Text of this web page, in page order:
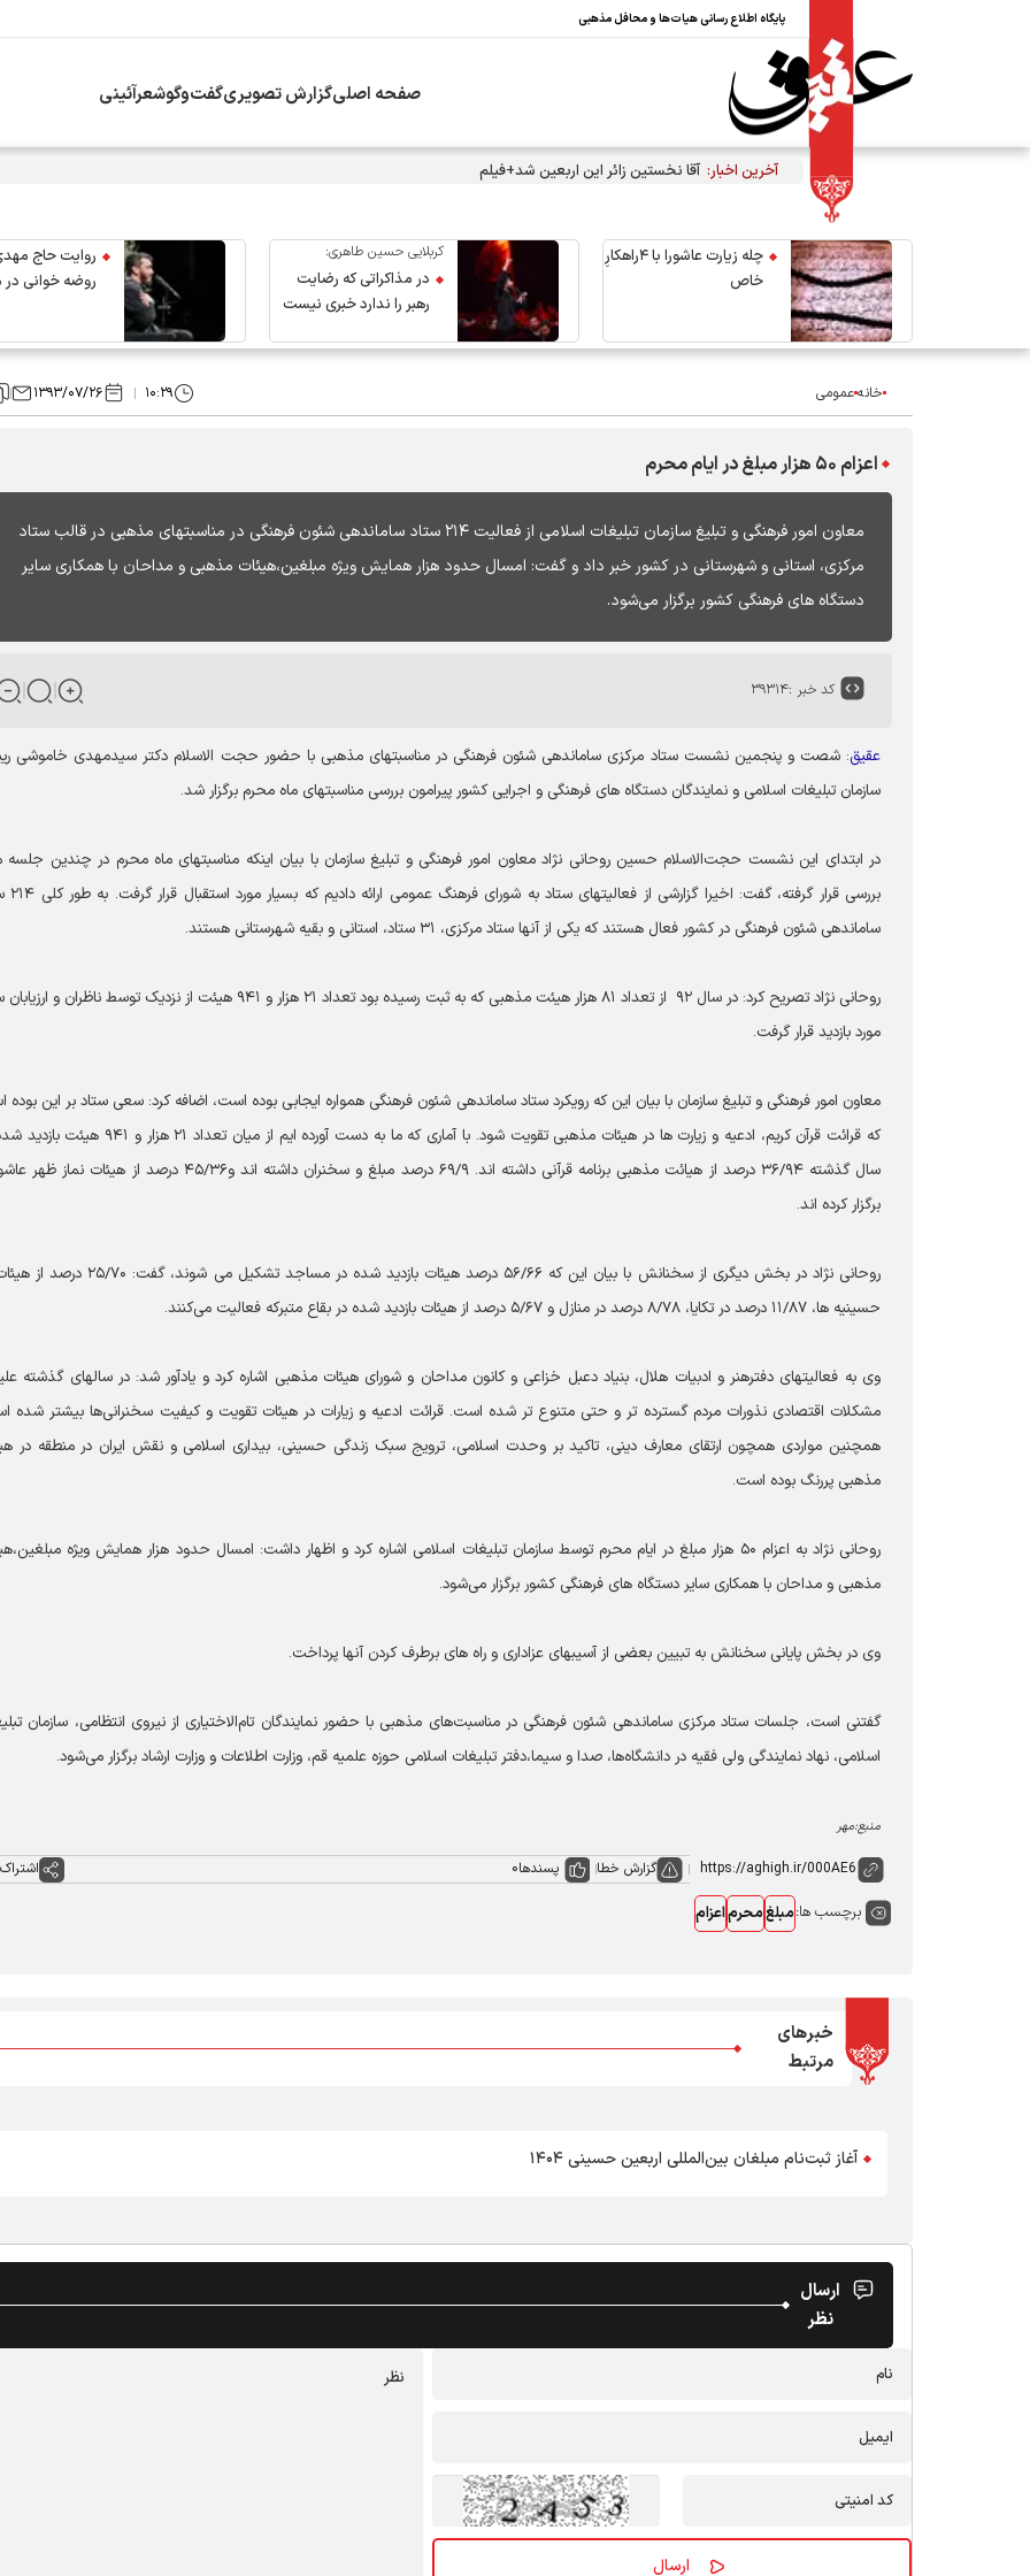
پایگاه اطلاع رسانی هیات‌ها و محافل مذهبی
صفحه اصلیگزارش تصویریگفت‌وگوشعرآئینی
آخرین اخبار: آقا نخستین زائر این اربعین شد+فیلم
چله زیارت عاشورا با ۴راهکارِ
خاص
کربلایی حسین طاهری:
در مذاکراتی که رضایت
رهبر را ندارد خبری نیست
روایت حاج
روضه خوانی
خانهعمومی ۱۰:۲۹ ۱۳۹۳/۰۷/۲۶
اعزام ۵۰ هزار مبلغ در ایام محرم
معاون امور فرهنگی و تبلیغ سازمان تبلیغات اسلامی از فعالیت ۲۱۴ ستاد ساماندهی شئون فرهنگی در مناسبتهای مذهبی در قالب ستاد
مرکزی، استانی و شهرستانی در کشور خبر داد و گفت: امسال حدود هزار همایش ویژه مبلغین،هیئات مذهبی و مداحان با همکاری سایر
دستگاه های فرهنگی کشور برگزار می‌شود.
کد خبر :۳۹۳۱۴
عقیق: شصت و پنجمین نشست ستاد مرکزی ساماندهی شئون فرهنگی در مناسبتهای مذهبی با حضور حجت الاسلام دکتر سیدمهدی خاموشی
سازمان تبلیغات اسلامی و نمایندگان دستگاه های فرهنگی و اجرایی کشور پیرامون بررسی مناسبتهای ماه محرم برگزار شد.
در ابتدای این نشست حجت‌الاسلام حسین روحانی نژاد معاون امور فرهنگی و تبلیغ سازمان با بیان اینکه مناسبتهای ماه محرم در چندین جلسه
بررسی قرار
ساماندهی شئون فرهنگی در کشور فعال هستند که یکی از آنها ستاد مرکزی، ۳۱ ستاد، استانی و بقیه شهرستانی هستند.
روحانی نژاد تصریح کرد: در سال ۹۲ از تعداد ۸۱ هزار هیئت مذهبی که به ثبت رسیده بود تعداد ۲۱ هزار و ۹۴۱ هیئت از نزدیک توسط ناظران
مورد بازدید قرار گرفت.
معاون امور فرهنگی و تبلیغ سازمان با بیان این که رویکرد ستاد ساماندهی شئون فرهنگی همواره ایجابی بوده است، اضافه کرد: سعی ستاد بر این
که قرائت قرآن کریم، ادعیه و زیارت ها در هیئات مذهبی تقویت شود. با آماری که ما به دست آورده ایم از میان تعداد
سال گذشته ۳۶/۹۴ درصد از هیائت مذهبی برنامه قرآنی داشته اند. ۶۹/۹ درصد مبلغ و سخنران داشته اند و۴۵/۳۶ درصد از هیئات
برگزار کرده اند.
روحانی نژاد در بخش دیگری از سخنانش با بیان این که ۵۶/۶۶ درصد هیئات بازدید شده در مساجد تشکیل می
حسینیه ها، ۱۱/۸۷ درصد در تکایا، ۸/۷۸ درصد در منازل و ۵/۶۷ درصد از هیئات بازدید شده در بقاع متبرکه فعالیت می‌کنند.
وی به فعالیتهای دفترهنر و ادبیات هلال، بنیاد دعبل خزاعی و کانون مداحان و شورای هیئات مذهبی اشاره کرد و یادآور شد: در سالهای گذشته
مشکلات اقتصادی نذورات مردم گسترده تر و حتی متنوع تر شده است. قرائت ادعیه و زیارات در هیئات تقویت و کیفیت سخنرانی‌ها بیشتر شده
همچنین مواردی همچون ارتقای معارف دینی، تاکید بر وحدت اسلامی، ترویج سبک زندگی حسینی، بیداری اسلامی و نقش ایران در منطقه در
مذهبی پررنگ بوده است.
روحانی نژاد به اعزام ۵۰ هزار مبلغ در ایام محرم توسط سازمان تبلیغات اسلامی اشاره کرد و اظهار داشت: امسال حدود هزار همایش ویژه
مذهبی و مداحان با همکاری سایر دستگاه های فرهنگی کشور برگزار می‌شود.
وی در بخش پایانی سخنانش به تبیین بعضی از آسیبهای عزاداری و راه های برطرف کردن آنها پرداخت.
گفتنی است، جلسات ستاد مرکزی ساماندهی شئون فرهنگی در مناسبت‌های مذهبی با حضور نمایندگان تام‌الاختیاری از نیروی انتظامی، سازمان
اسلامی، نهاد نمایندگی ولی فقیه در دانشگاه‌ها، صدا و سیما،دفتر تبلیغات اسلامی حوزه علمیه قم، وزارت اطلاعات و وزارت ارشاد برگزار می‌شود.
منبع:مهر
گزارش خطا پسندها0
برچسب ها:مبلغمحرماعزام
خبرهای
مرتبط
آغاز ثبت‌نام مبلغان بین‌المللی اربعین حسینی ۱۴۰۴
ارسال
نظر